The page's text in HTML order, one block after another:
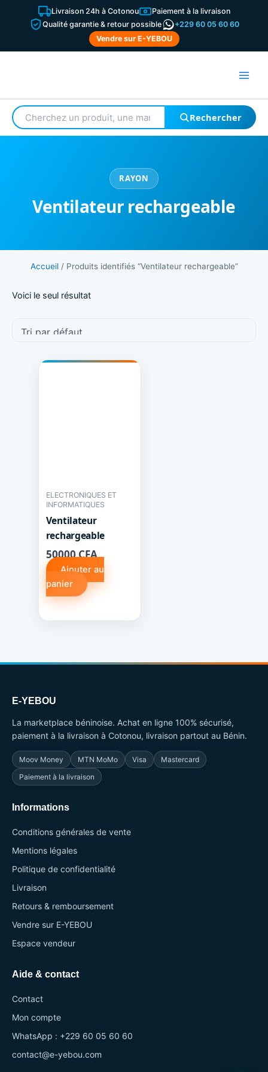
Livraison 24h à Cotonou
Paiement à la livraison
Qualité garantie & retour possible
+229 60 05 60 60
Vendre sur E-YEBOU
Rechercher
un
produit
Rechercher
RAYON
Ventilateur rechargeable
Accueil/ Produits identifiés “Ventilateur rechargeable”
Voici le seul résultat
ELECTRONIQUES ET
INFORMATIQUES
Ventilateur
rechargeable
50000CFA
Ajouter au
panier
E-YEBOU
La marketplace béninoise. Achat en ligne 100% sécurisé,
paiement à la livraison à Cotonou, livraison partout au Bénin.
Moov Money MTN MoMo Visa
Mastercard
Paiement à la livraison
Informations
Conditions générales de vente
Mentions légales
Politique de confidentialité
Livraison
Retours & remboursement
Vendre sur E-YEBOU
Espace vendeur
Aide & contact
Contact
Mon compte
WhatsApp : +229 60 05 60 60
contact@e-yebou.com